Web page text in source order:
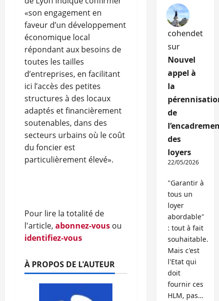
«son engagement en
faveur d’un développement
économique local
répondant aux besoins de
toutes les tailles
d’entreprises, en facilitant
ici l’accès des petites
structures à des locaux
adaptés et financièrement
soutenables, dans des
secteurs urbains où le coût
du foncier est
particulièrement élevé».
Pour lire la totalité de
l'article, abonnez-vous ou
identifiez-vous
À PROPOS DE L'AUTEUR
cohendet
sur
Nouvel
appel à
la
de
des
loyers
22/05/2026
"Garantir à
tous un
loyer
abordable"
: tout à fait
souhaitable.
Mais c'est
l'Etat qui
doit
fournir ces
HLM, pas…